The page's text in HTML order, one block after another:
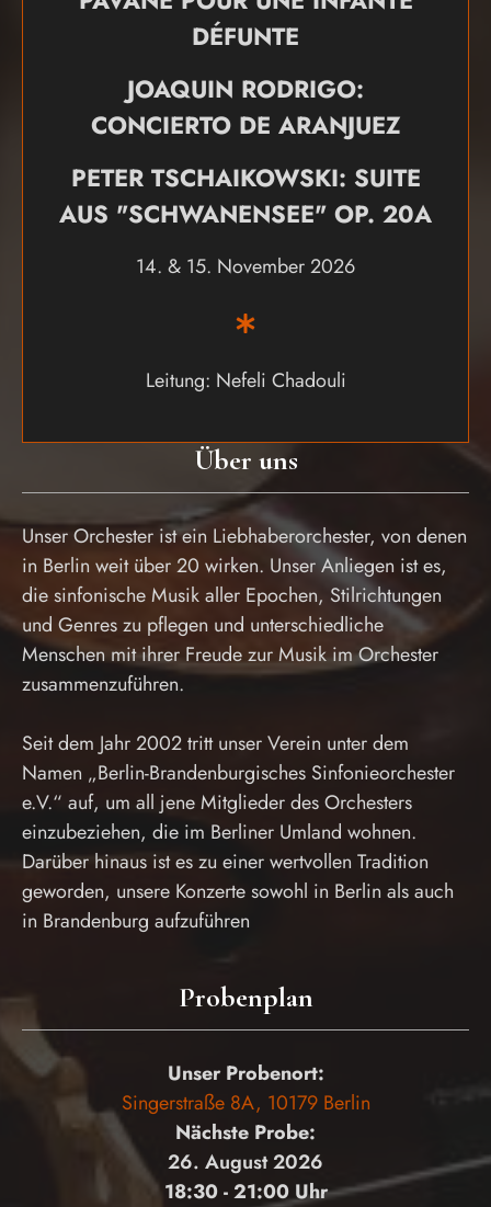
Über uns
Unser Orchester ist ein Liebhaberorchester, von denen
in Berlin weit über 20 wirken. Unser Anliegen ist es,
die sinfonische Musik aller Epochen, Stilrichtungen
und Genres zu pflegen und unterschiedliche
Menschen mit ihrer Freude zur Musik im Orchester
zusammenzuführen.
Seit dem Jahr 2002 tritt unser Verein unter dem
Namen „Berlin-Brandenburgisches Sinfonieorchester
e.V.“ auf, um all jene Mitglieder des Orchesters
einzubeziehen, die im Berliner Umland wohnen.
Darüber hinaus ist es zu einer wertvollen Tradition
geworden, unsere Konzerte sowohl in Berlin als auch
in Brandenburg aufzuführen
Probenplan
Unser Probenort:
Singerstraße 8A, 10179 Berlin
Nächste Probe:
26. August 2026
18:30 - 21:00 Uhr
DÉFUNTE
JOAQUIN RODRIGO:
CONCIERTO DE ARANJUEZ
PETER TSCHAIKOWSKI: SUITE
AUS "SCHWANENSEE" OP. 20A
14. & 15. November 2026
Leitung: Nefeli Chadouli